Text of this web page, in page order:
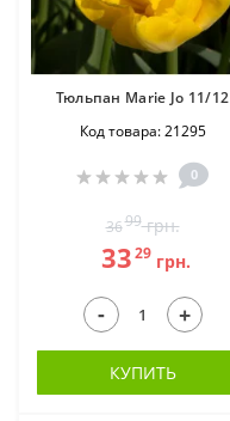
Тюльпан Marie Jo 11/12
Код товара: 21295
0
3699грн.
3329грн.
- +
КУПИТЬ